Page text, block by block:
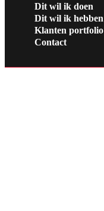
Dit wil ik doen
Dit wil ik hebben
Klanten portfolio
Contact